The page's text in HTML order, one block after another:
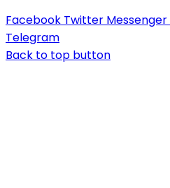
Facebook Twitter Messenger
Telegram
Back to top button